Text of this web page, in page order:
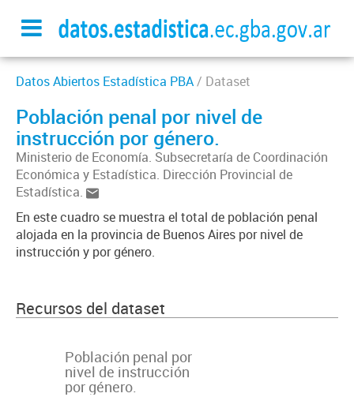
Datos Abiertos Estadística PBA/ Dataset
Población penal por nivel de
instrucción por género.
Ministerio de Economía. Subsecretaría de Coordinación
Económica y Estadística. Dirección Provincial de
Estadística.
En este cuadro se muestra el total de población penal
alojada en la provincia de Buenos Aires por nivel de
instrucción y por género.
Recursos del dataset
Población penal por
nivel de instrucción
por género.